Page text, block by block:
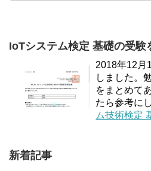
IoTシステム検定 基礎の受験
2018年12月
しました。
をまとめて
たら参考に
ム技術検定
新着記事